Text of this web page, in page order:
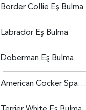
Border Collie Eş Bulma
Labrador Eş Bulma
Doberman Eş Bulma
American Cocker Spaniel Eş Bulma